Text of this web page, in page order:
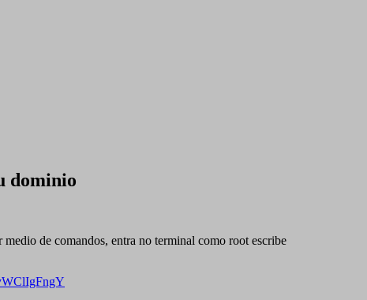
dominio
de comandos, entra no terminal como root escribe